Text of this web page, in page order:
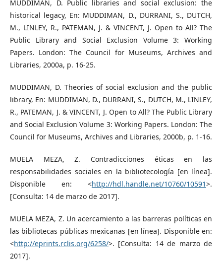
MUDDIMAN, D. Public libraries and social exclusion: the
historical legacy, En: MUDDIMAN, D., DURRANI, S., DUTCH,
M., LINLEY, R., PATEMAN, J. & VINCENT, J. Open to All? The
Public Library and Social Exclusion Volume 3: Working
Papers. London: The Council for Museums, Archives and
Libraries, 2000a, p. 16-25.
MUDDIMAN, D. Theories of social exclusion and the public
library, En: MUDDIMAN, D., DURRANI, S., DUTCH, M., LINLEY,
R., PATEMAN, J. & VINCENT, J. Open to All? The Public Library
and Social Exclusion Volume 3: Working Papers. London: The
Council for Museums, Archives and Libraries, 2000b, p. 1-16.
MUELA MEZA, Z. Contradicciones éticas en las
responsabilidades sociales en la bibliotecología [en línea].
Disponible en: <http://hdl.handle.net/10760/10591>.
[Consulta: 14 de marzo de 2017].
MUELA MEZA, Z. Un acercamiento a las barreras políticas en
las bibliotecas públicas mexicanas [en línea]. Disponible en:
<http://eprints.rclis.org/6258/>. [Consulta: 14 de marzo de
2017].